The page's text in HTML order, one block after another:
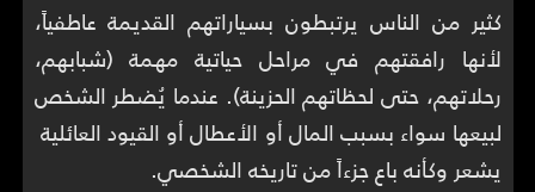
كثير من الناس يرتبطون بسياراتهم القديمة عاطفياً،
لأنها رافقتهم في مراحل حياتية مهمة (شبابهم،
رحلاتهم، حتى لحظاتهم الحزينة). عندما يُضطر الشخص
لبيعها سواء بسبب المال أو الأعطال أو القيود العائلية
يشعر وكأنه باع جزءاً من تاريخه الشخصي.